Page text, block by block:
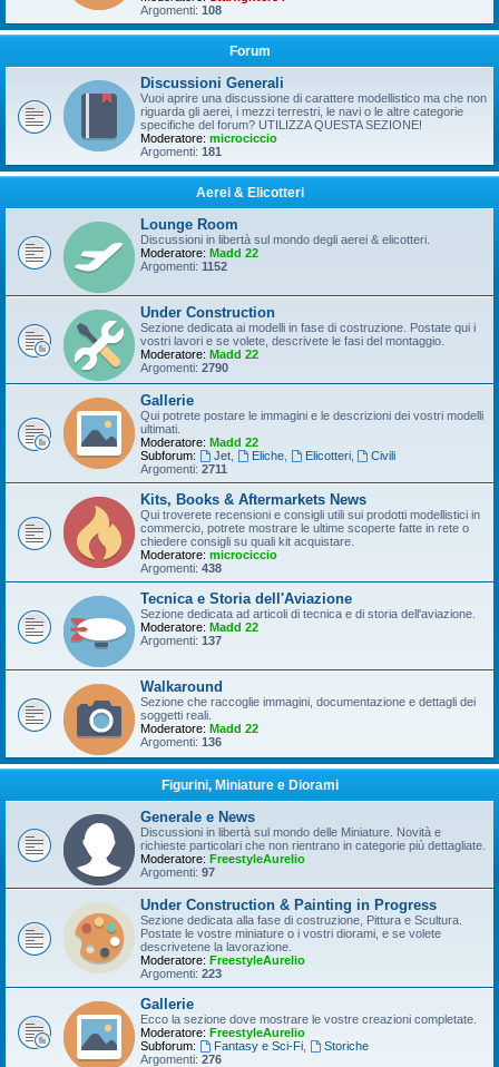
Argomenti: 108
Forum
Discussioni Generali
Vuoi aprire una discussione di carattere modellistico ma che non
riguarda gli aerei, i mezzi terrestri, le navi o le altre categorie
specifiche del forum? UTILIZZA QUESTA SEZIONE!
Moderatore: microciccio
Argomenti: 181
Aerei & Elicotteri
Lounge Room
Discussioni in libertà sul mondo degli aerei & elicotteri.
Moderatore: Madd 22
Argomenti: 1152
Under Construction
Sezione dedicata ai modelli in fase di costruzione. Postate qui i
vostri lavori e se volete, descrivete le fasi del montaggio.
Moderatore: Madd 22
Argomenti: 2790
Gallerie
Qui potrete postare le immagini e le descrizioni dei vostri modelli
ultimati.
Moderatore: Madd 22
Subforum:
Jet, Eliche, Elicotteri,
Civili
Argomenti: 2711
Kits, Books & Aftermarkets News
Qui troverete recensioni e consigli utili sui prodotti modellistici in
commercio, potrete mostrare le ultime scoperte fatte in rete o
chiedere consigli su quali kit acquistare.
Moderatore: microciccio
Argomenti: 438
Tecnica e Storia dell'Aviazione
Sezione dedicata ad articoli di tecnica e di storia dell'aviazione.
Moderatore: Madd 22
Argomenti: 137
Walkaround
Sezione che raccoglie immagini, documentazione e dettagli dei
soggetti reali.
Moderatore: Madd 22
Argomenti: 136
Figurini, Miniature e Diorami
Generale e News
Discussioni in libertà sul mondo delle Miniature. Novità e
richieste particolari che non rientrano in categorie più dettagliate.
Moderatore: FreestyleAurelio
Argomenti: 97
Under Construction & Painting in Progress
Sezione dedicata alla fase di costruzione, Pittura e Scultura.
Postate le vostre miniature o i vostri diorami, e se volete
descrivetene la lavorazione.
Moderatore: FreestyleAurelio
Argomenti: 223
Gallerie
Ecco la sezione dove mostrare le vostre creazioni completate.
Moderatore: FreestyleAurelio
Subforum:
Fantasy e Sci-Fi,
Storiche
Argomenti: 276